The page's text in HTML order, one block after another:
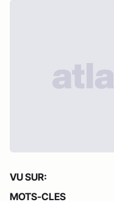
VU SUR:
MOTS-CLES